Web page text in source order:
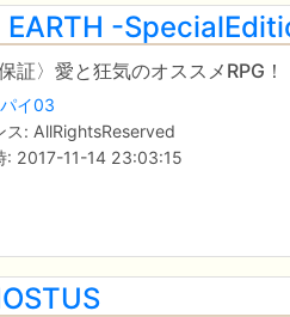
EARTH -
保証〉愛と狂気のオススメRPG！
イ03
ス: AllRightsReserved
: 2017-11-14 23:03:15